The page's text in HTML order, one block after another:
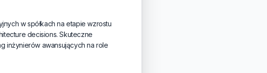
w spółkach na etapie wzrostu
decisions. Skuteczne
inżynierów awansujących na role